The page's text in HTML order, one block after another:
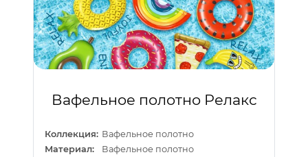
Вафельное полотно Релакс
Коллекция: Вафельное полотно
Материал:
Вафельное полотно